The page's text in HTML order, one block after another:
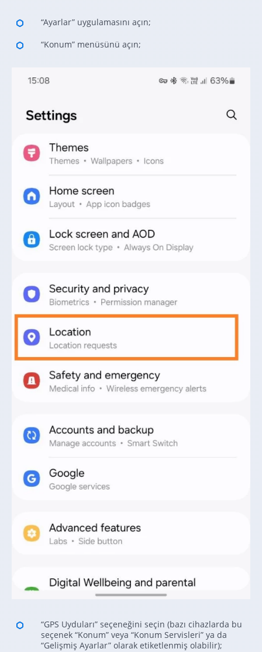
“Ayarlar” uygulamasını açın;
“Konum” menüsünü açın;
“GPS Uyduları” seçeneğini seçin (bazı cihazlarda bu
seçenek “Konum” veya “Konum Servisleri” ya da
“Gelişmiş Ayarlar” olarak etiketlenmiş olabilir);